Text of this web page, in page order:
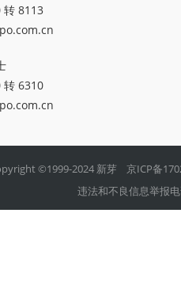
转 8113
转 6310
©1999-2024 新芽
京ICP备
违法和不良信息举报